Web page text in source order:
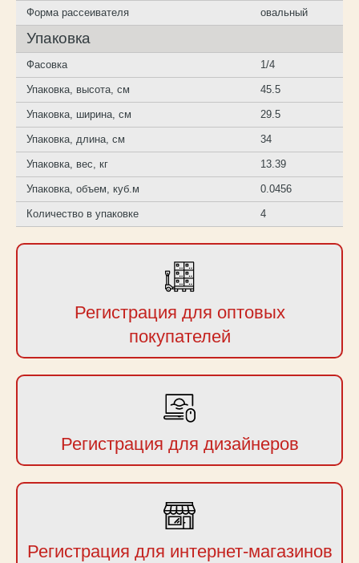
Форма рассеивателя овальный
Упаковка
Фасовка 1/4
Упаковка, высота, см 45.5
Упаковка, ширина, см 29.5
Упаковка, длина, см 34
Упаковка, вес, кг 13.39
Упаковка, объем, куб.м 0.0456
Количество в упаковке 4
Регистрация для оптовых
покупателей
Регистрация для дизайнеров
Регистрация для интернет-магазинов